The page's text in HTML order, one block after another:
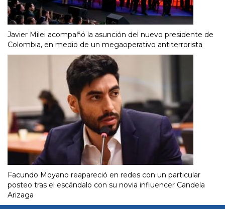
Javier Milei acompañó la asunción del nuevo presidente de
Colombia, en medio de un megaoperativo antiterrorista
Facundo Moyano reapareció en redes con un particular
posteo tras el escándalo con su novia influencer Candela
Arizaga